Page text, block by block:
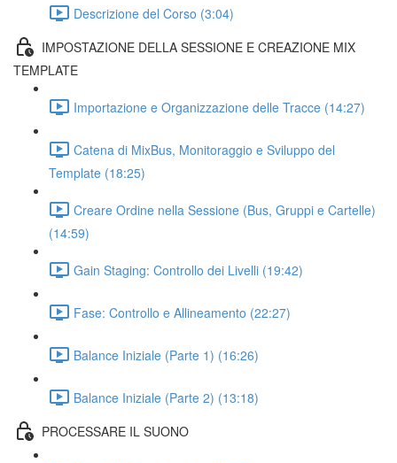
Descrizione del Corso (3:04)
IMPOSTAZIONE DELLA SESSIONE E CREAZIONE MIX
TEMPLATE
Importazione e Organizzazione delle Tracce (14:27)
Catena di MixBus, Monitoraggio e Sviluppo del
Template (18:25)
Creare Ordine nella Sessione (Bus, Gruppi e Cartelle)
(14:59)
Gain Staging: Controllo dei Livelli (19:42)
Fase: Controllo e Allineamento (22:27)
Balance Iniziale (Parte 1) (16:26)
Balance Iniziale (Parte 2) (13:18)
PROCESSARE IL SUONO